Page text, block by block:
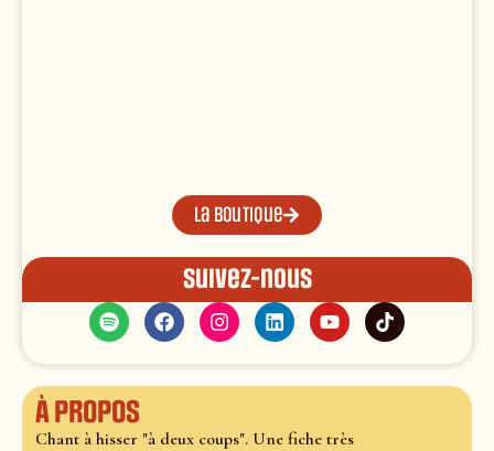
La boutique
Suivez-nous
À propos
Chant à hisser "à deux coups". Une fiche très